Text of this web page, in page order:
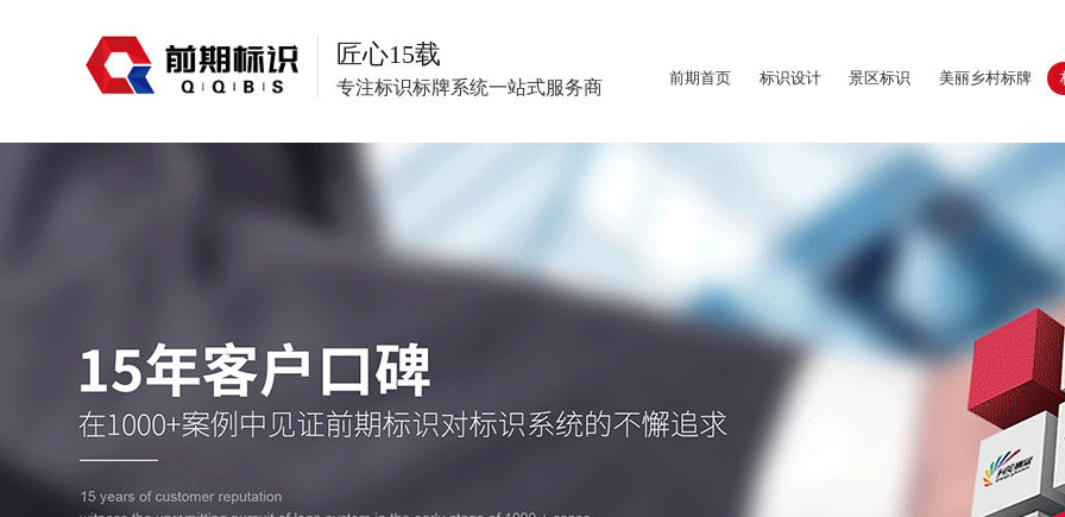
匠心15载
专注标识标牌系统一站式服务商 前期首页 标识设计 景区标识 美丽乡村标牌